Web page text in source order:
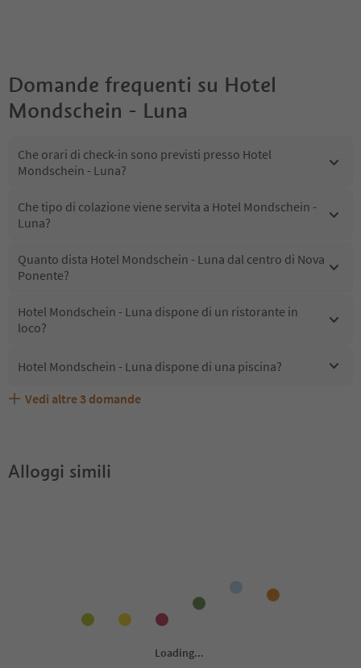
Domande frequenti su Hotel
Mondschein - Luna
Che orari di check-in sono previsti presso Hotel
Mondschein - Luna?
Che tipo di colazione viene servita a Hotel Mondschein -
Luna?
Quanto dista Hotel Mondschein - Luna dal centro di Nova
Ponente?
Hotel Mondschein - Luna dispone di un ristorante in
loco?
Hotel Mondschein - Luna dispone di una piscina?
Hotel Mondschein - Luna accetta animali domestici?
Quali servizi/attività sono disponibili presso Hotel
Gli ospiti di Hotel Mondschein - Luna ricevono l'Alto
Vedi altre 3 domande
Alloggi simili